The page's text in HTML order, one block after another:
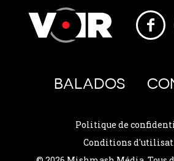
BALADOS
Politique de
Conditions